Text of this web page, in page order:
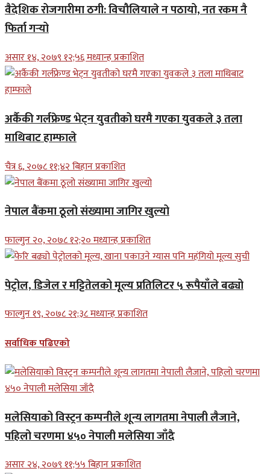
वैदेशिक रोजगारीमा ठगी: विचौलियाले न पठायो, नत रकम नै
फिर्ता गर्‍यो
असार १४, २०७९ १२;५६ मध्यान्ह प्रकाशित
अर्कैकी गर्लफ्रेण्ड भेट्न युवतीको घरमै गएका युवकले ३ तला
माथिबाट हाम्फाले
चैत्र ६, २०७८ ११;४२ बिहान प्रकाशित
नेपाल बैंकमा ठूलो संख्यामा जागिर खुल्यो
फाल्गुन २०, २०७८ १२;२० मध्यान्ह प्रकाशित
पेट्रोल, डिजेल र मट्टितेलको मूल्य प्रतिलिटर ५ रूपैयाँले बढ्यो
फाल्गुन १९, २०७८ २१;३८ मध्यान्ह प्रकाशित
सर्वाधिक पढिएको
मलेसियाको विस्ट्रन कम्पनीले शून्य लागतमा नेपाली लैजाने,
पहिलो चरणमा ४५० नेपाली मलेसिया जाँदै
असार २४, २०७९ ११;५५ बिहान प्रकाशित